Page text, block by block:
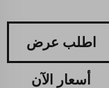
اطلب عرض
أسعار الآن